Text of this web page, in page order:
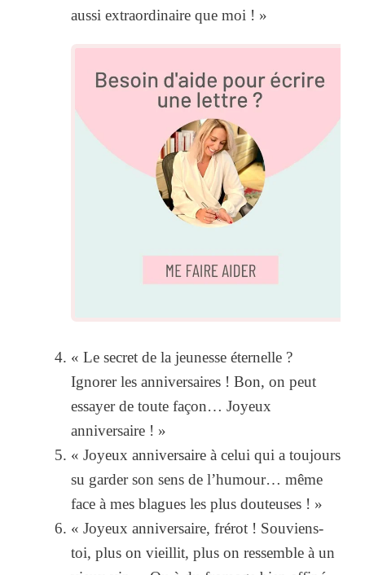
aussi extraordinaire que moi ! »
« Le secret de la jeunesse éternelle ?
Ignorer les anniversaires ! Bon, on peut
essayer de toute façon… Joyeux
anniversaire ! »
« Joyeux anniversaire à celui qui a toujours
su garder son sens de l’humour… même
face à mes blagues les plus douteuses ! »
« Joyeux anniversaire, frérot ! Souviens-
toi, plus on vieillit, plus on ressemble à un